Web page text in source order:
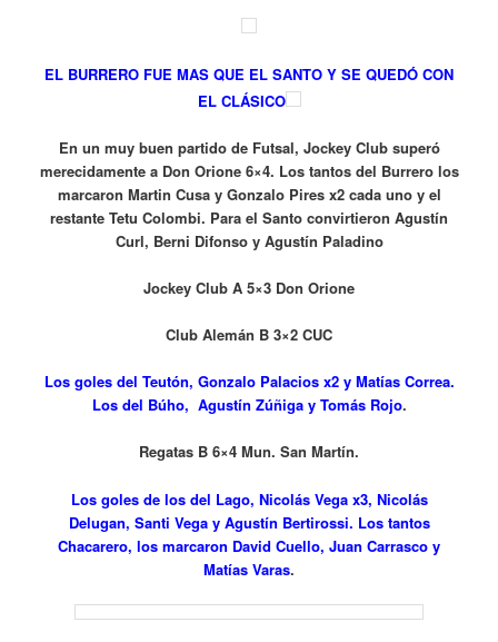
EL BURRERO FUE MAS QUE EL SANTO Y SE QUEDÓ CON
EL CLÁSICO
En un muy buen partido de Futsal, Jockey Club superó
merecidamente a Don Orione 6×4. Los tantos del Burrero los
marcaron Martin Cusa y Gonzalo Pires x2 cada uno y el
restante Tetu Colombi. Para el Santo convirtieron Agustín
Curl, Berni Difonso y Agustín Paladino
Jockey Club A 5×3 Don Orione
Club Alemán B 3×2 CUC
Los goles del Teutón, Gonzalo Palacios x2 y Matías Correa.
Los del Búho, Agustín Zúñiga y Tomás Rojo.
Regatas B 6×4 Mun. San Martín.
Los goles de los del Lago, Nicolás Vega x3, Nicolás
Delugan, Santi Vega y Agustín Bertirossi. Los tantos
Chacarero, los marcaron David Cuello, Juan Carrasco y
Matías Varas.